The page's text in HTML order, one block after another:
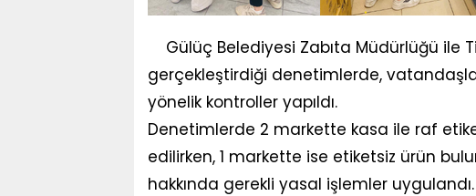
Gülüç Belediyesi Zabıta Müdürlüğü ile
gerçekleştirdiği denetimlerde,
yönelik kontroller yapıldı.
Denetimlerde 2 markette kasa ile raf
edilirken, 1 markette ise etiketsiz ürün
hakkında gerekli yasal işlemler uygulandı.